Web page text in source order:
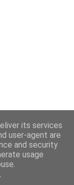
its services
user-agent are
and security
usage